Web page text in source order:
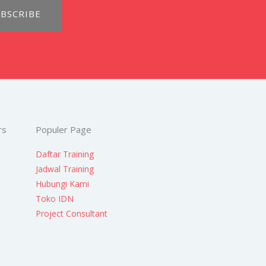
Populer Page
Daftar Training
Jadwal Training
Hubungi Kami
Toko IDN
Project Consultant